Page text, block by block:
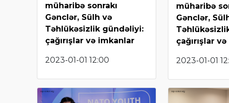
müharibə sonrakı
Gənclər, Sülh və
Təhlükəsizlik gündəliyi:
çağırışlar və imkanlar
2023-01-01 12:00
müharibə
Gənclər,
çağırışlar
2023-01-01